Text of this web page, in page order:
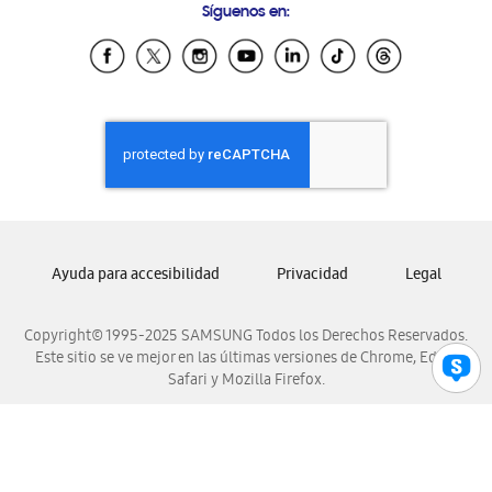
Samsung Ecuador
Samsung El Salvador
Samsung Honduras
Samsung Nicaragua
Samsung Panamá
Samsung Venezuela
Síguenos en:
Copyright© 1995-2025 SAMSUNG Todos los Derechos Reservados.
Este sitio se ve mejor en las últimas versiones de Chrome, Edge,
Safari y Mozilla Firefox.
Ayuda para accesibilidad Privacidad Legal